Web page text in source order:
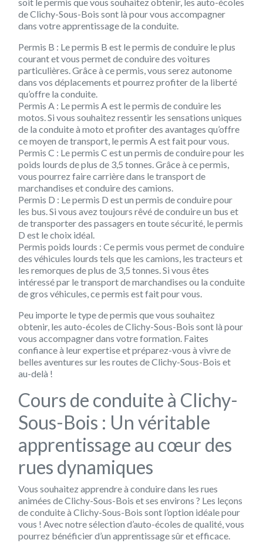
de Clichy-Sous-Bois sont là pour vous accompagner
dans votre apprentissage de la conduite.
Permis B : Le permis B est le permis de conduire le plus
courant et vous permet de conduire des voitures
particulières. Grâce à ce permis, vous serez autonome
dans vos déplacements et pourrez profiter de la liberté
qu’offre la conduite.
Permis A : Le permis A est le permis de conduire les
motos. Si vous souhaitez ressentir les sensations uniques
de la conduite à moto et profiter des avantages qu’offre
ce moyen de transport, le permis A est fait pour vous.
Permis C : Le permis C est un permis de conduire pour les
poids lourds de plus de 3,5 tonnes. Grâce à ce permis,
vous pourrez faire carrière dans le transport de
marchandises et conduire des camions.
Permis D : Le permis D est un permis de conduire pour
les bus. Si vous avez toujours rêvé de conduire un bus et
de transporter des passagers en toute sécurité, le permis
D est le choix idéal.
Permis poids lourds : Ce permis vous permet de conduire
des véhicules lourds tels que les camions, les tracteurs et
les remorques de plus de 3,5 tonnes. Si vous êtes
intéressé par le transport de marchandises ou la conduite
de gros véhicules, ce permis est fait pour vous.
Peu importe le type de permis que vous souhaitez
obtenir, les auto-écoles de Clichy-Sous-Bois sont là pour
vous accompagner dans votre formation. Faites
confiance à leur expertise et préparez-vous à vivre de
belles aventures sur les routes de Clichy-Sous-Bois et
au-delà !
Cours de conduite à Clichy-
Sous-Bois : Un véritable
apprentissage au cœur des
rues dynamiques
Vous souhaitez apprendre à conduire dans les rues
animées de Clichy-Sous-Bois et ses environs ? Les leçons
de conduite à Clichy-Sous-Bois sont l’option idéale pour
vous ! Avec notre sélection d’auto-écoles de qualité, vous
pourrez bénéficier d’un apprentissage sûr et efficace.